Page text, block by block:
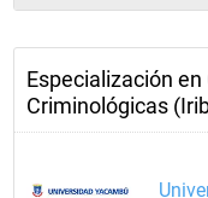
Especialización
Criminológicas